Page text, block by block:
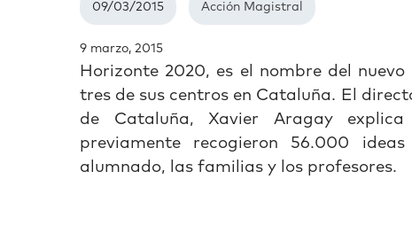
09/03/2015 Acción Magistral
9 marzo, 2015
Horizonte 2020, es el nombre del
tres de sus centros en Cataluña. El
de Cataluña, Xavier Aragay
previamente recogieron 56.000
alumnado, las familias y los profesores.